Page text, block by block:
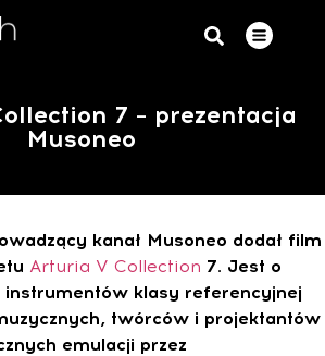
7 – prezentacja
Musoneo
kanał Musoneo dodał film
Arturia V Collection 7. Jest o
klasy referencyjnej
twórców i projektantów
emulacji przez